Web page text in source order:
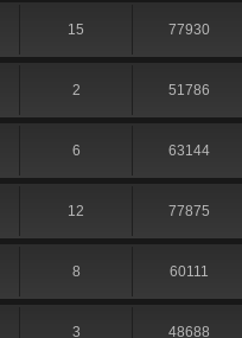
15 77930
2 51786
6 63144
12 77875
8 60111
3 48688